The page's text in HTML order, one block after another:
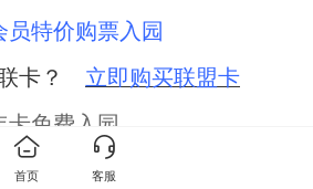
员特价购票入园
卡？ 立即购买联盟卡
卡免费入园
立即购买大武汉年卡
首页 客服